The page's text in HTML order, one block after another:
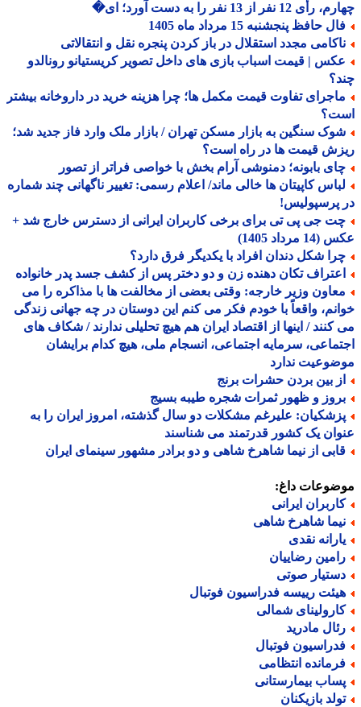
نفر از 13 نفر را به دست آورد؛ ای�
حافظ پنجشنبه 15 مرداد ماه 1405
مجدد استقلال در باز کردن پنجره نقل و انتقالاتی
| قیمت اسباب بازی های داخل تصویر کریستیانو رونالدو
تفاوت قیمت مکمل ها؛ چرا هزینه خرید در داروخانه بیشتر
سنگین به بازار مسکن تهران / بازار ملک وارد فاز جدید شد؛
قیمت ها در راه است؟
بابونه؛ دمنوشی آرام بخش با خواصی فراتر از تصور
کاپیتان ها خالی ماند/ اعلام رسمی: تغییر ناگهانی چند شماره
پرسپولیس!
جی پی تی برای برخی کاربران ایرانی از دسترس خارج شد +
مرداد 1405)
شکل دندان افراد با یکدیگر فرق دارد؟
تکان دهنده زن و دو دختر پس از کشف جسد پدر خانواده
وزیر خارجه: وقتی بعضی از مخالفت ها با مذاکره را می
واقعاً با خودم فکر می کنم این دوستان در چه جهانی زندگی
/ اینها از اقتصاد ایران هم هیچ تحلیلی ندارند / شکاف های
سرمایه اجتماعی، انسجام ملی، هیچ کدام برایشان
ندارد
بین بردن حشرات برنج
و ظهور ثمرات شجره طیبه بسیج
علیرغم مشکلات دو سال گذشته، امروز ایران را به
یک کشور قدرتمند می شناسند
از نیما شاهرخ شاهی و دو برادر مشهور سینمای ایران
داغ:
ایرانی
شاهرخ شاهی
نقدی
رضاییان
صوتی
رییسه فدراسیون فوتبال
شمالی
مادرید
فوتبال
انتظامی
بیمارستانی
بازیکنان